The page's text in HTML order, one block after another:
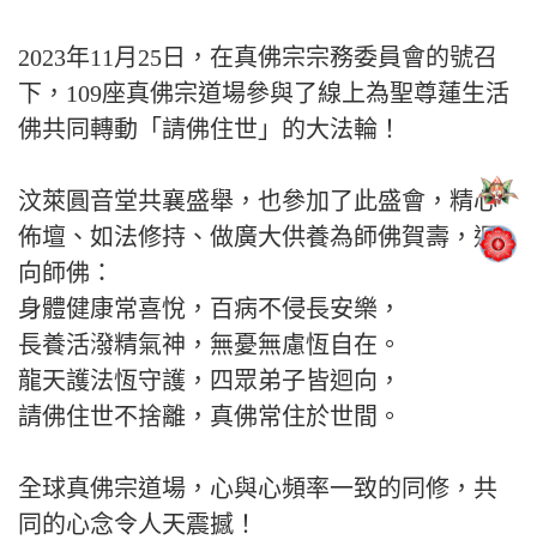
2023年11月25日，在真佛宗宗務委員會的號召
下，109座真佛宗道場參與了線上為聖尊蓮生活
佛共同轉動「請佛住世」的大法輪！
汶萊圓音堂共襄盛舉，也參加了此盛會，精心
佈壇、如法修持、做廣大供養為師佛賀壽，迴
向師佛：
身體健康常喜悅，百病不侵長安樂，
長養活潑精氣神，無憂無慮恆自在。
龍天護法恆守護，四眾弟子皆迴向，
請佛住世不捨離，真佛常住於世間。
全球真佛宗道場，心與心頻率一致的同修，共
同的心念令人天震撼！